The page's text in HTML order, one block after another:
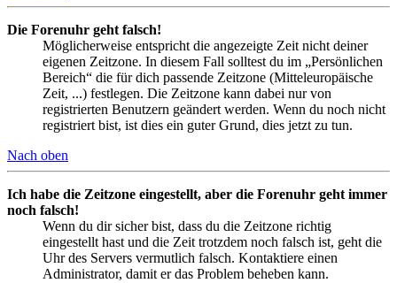
Die Forenuhr geht falsch!
Möglicherweise entspricht die angezeigte Zeit nicht deiner
eigenen Zeitzone. In diesem Fall solltest du im „Persönlichen
Bereich“ die für dich passende Zeitzone (Mitteleuropäische
Zeit, ...) festlegen. Die Zeitzone kann dabei nur von
registrierten Benutzern geändert werden. Wenn du noch nicht
registriert bist, ist dies ein guter Grund, dies jetzt zu tun.
Nach oben
Ich habe die Zeitzone eingestellt, aber die Forenuhr geht immer
noch falsch!
Wenn du dir sicher bist, dass du die Zeitzone richtig
eingestellt hast und die Zeit trotzdem noch falsch ist, geht die
Uhr des Servers vermutlich falsch. Kontaktiere einen
Administrator, damit er das Problem beheben kann.